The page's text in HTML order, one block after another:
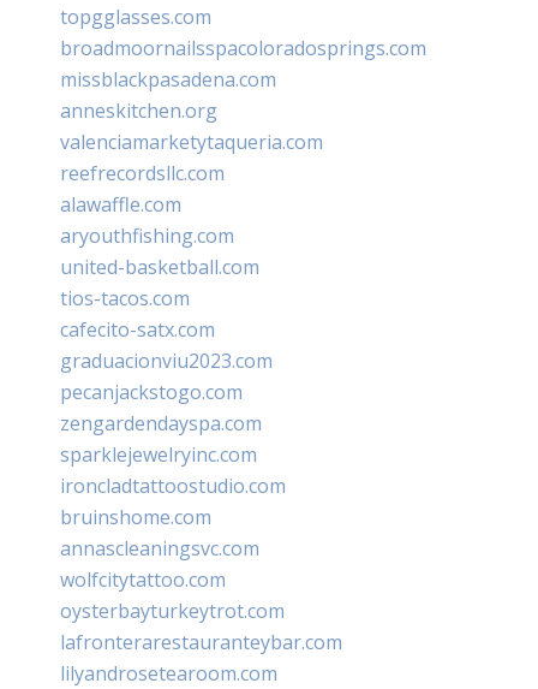
topgglasses.com
broadmoornailsspacoloradosprings.com
missblackpasadena.com
anneskitchen.org
valenciamarketytaqueria.com
reefrecordsllc.com
alawaffle.com
aryouthfishing.com
united-basketball.com
tios-tacos.com
cafecito-satx.com
graduacionviu2023.com
pecanjackstogo.com
zengardendayspa.com
sparklejewelryinc.com
ironcladtattoostudio.com
bruinshome.com
annascleaningsvc.com
wolfcitytattoo.com
oysterbayturkeytrot.com
lafronterarestauranteybar.com
lilyandrosetearoom.com